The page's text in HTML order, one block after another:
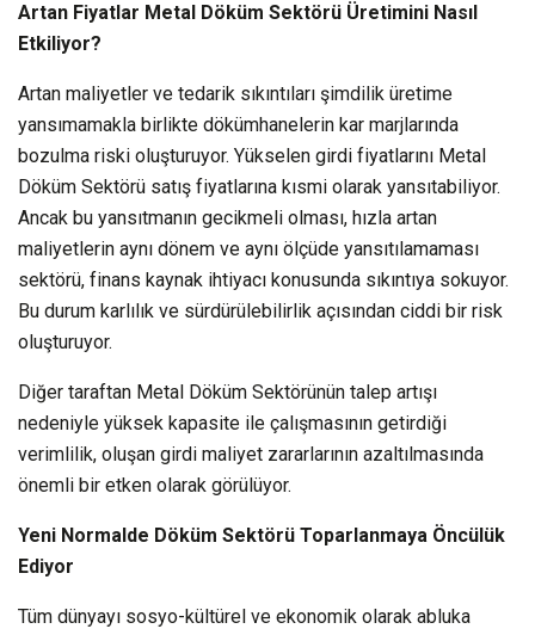
Artan Fiyatlar Metal Döküm Sektörü Üretimini Nasıl
Etkiliyor?
Artan maliyetler ve tedarik sıkıntıları şimdilik üretime
yansımamakla birlikte dökümhanelerin kar marjlarında
bozulma riski oluşturuyor. Yükselen girdi fiyatlarını Metal
Döküm Sektörü satış fiyatlarına kısmi olarak yansıtabiliyor.
Ancak bu yansıtmanın gecikmeli olması, hızla artan
maliyetlerin aynı dönem ve aynı ölçüde yansıtılamaması
sektörü, finans kaynak ihtiyacı konusunda sıkıntıya sokuyor.
Bu durum karlılık ve sürdürülebilirlik açısından ciddi bir risk
oluşturuyor.
Diğer taraftan Metal Döküm Sektörünün talep artışı
nedeniyle yüksek kapasite ile çalışmasının getirdiği
verimlilik, oluşan girdi maliyet zararlarının azaltılmasında
önemli bir etken olarak görülüyor.
Yeni Normalde Döküm Sektörü Toparlanmaya Öncülük
Ediyor
Tüm dünyayı sosyo-kültürel ve ekonomik olarak abluka